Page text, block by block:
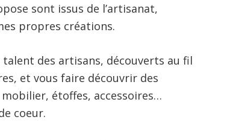
sont issus de l’artisanat,
propres créations.
des artisans, découverts au fil
et vous faire découvrir des
étoffes, accessoires…
coeur.